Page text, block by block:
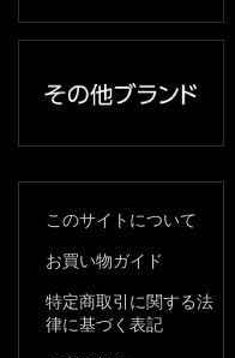
このサイトについて
お買い物ガイド
特定商取引に関する法
律に基づく表記